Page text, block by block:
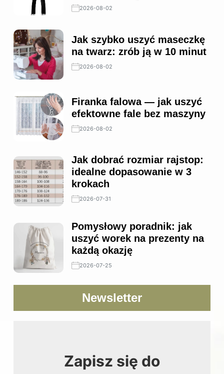
2026-08-02
Jak szybko uszyć maseczkę
na twarz: zrób ją w 10 minut
2026-08-02
Firanka falowa — jak uszyć
efektowne fale bez maszyny
2026-08-02
Jak dobrać rozmiar rajstop:
idealne dopasowanie w 3
krokach
2026-07-31
Pomysłowy poradnik: jak
uszyć worek na prezenty na
każdą okazję
2026-07-25
Newsletter
Zapisz się do